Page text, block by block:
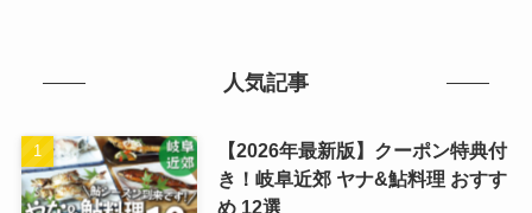
人気記事
【2026年最新版】クーポン特典付
き！岐阜近郊 ヤナ&鮎料理 おすす
め 12選